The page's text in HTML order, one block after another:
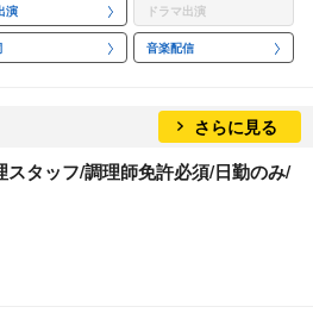
演 ドラマ出演
音楽配信
さらに見る
スタッフ/調理師免許必須/日勤のみ/